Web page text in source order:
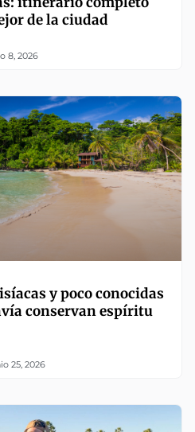
de la ciudad
8, 2026
y poco conocidas
conservan espíritu
25, 2026